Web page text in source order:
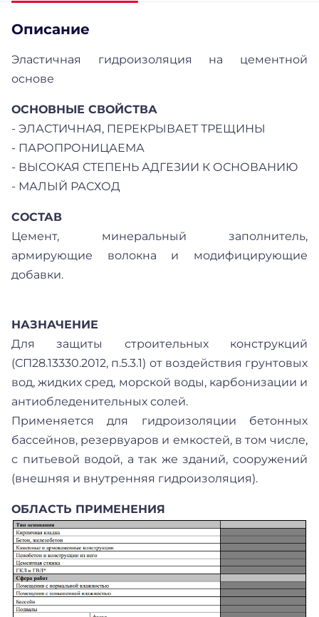
Описание
Эластичная гидроизоляция на цементной
основе
ОСНОВНЫЕ СВОЙСТВА
- ЭЛАСТИЧНАЯ, ПЕРЕКРЫВАЕТ ТРЕЩИНЫ
- ПАРОПРОНИЦАЕМА
- ВЫСОКАЯ СТЕПЕНЬ АДГЕЗИИ К ОСНОВАНИЮ
- МАЛЫЙ РАСХОД
СОСТАВ
Цемент, минеральный заполнитель,
армирующие волокна и модифицирующие
добавки.
НАЗНАЧЕНИЕ
Для защиты строительных конструкций
(СП28.13330.2012, п.5.3.1) от воздействия грунтовых
вод, жидких сред, морской воды, карбонизации и
антиобледенительных солей.
Применяется для гидроизоляции бетонных
бассейнов, резервуаров и емкостей, в том числе,
с питьевой водой, а так же зданий, сооружений
(внешняя и внутренняя гидроизоляция).
ОБЛАСТЬ ПРИМЕНЕНИЯ